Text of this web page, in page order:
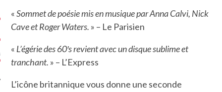
7.6
DUDE’S REV...
5.4
CLAN – A BE...
6.8
– HEL...
«Sommet de poésie mis en musique par Anna Calvi, Nick
Cave et Roger Waters. » – Le Parisien
« L’égérie des 60′s revient avec un disque sublime et
tranchant. » – L’Express
L’icône britannique vous donne une seconde